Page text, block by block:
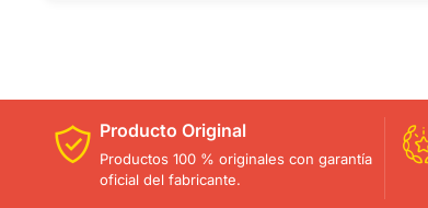
Producto Original
Productos 100 % originales con garantía
oficial del fabricante.